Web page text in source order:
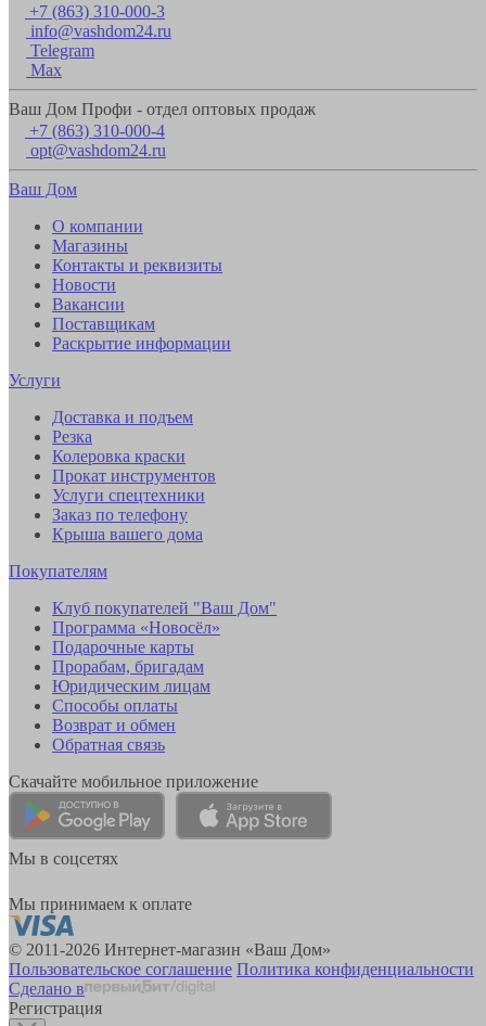
+7 (863) 310-000-3
info@vashdom24.ru
Telegram
Max
Ваш Дом Профи - отдел оптовых продаж
+7 (863) 310-000-4
opt@vashdom24.ru
Ваш Дом
О компании
Магазины
Контакты и реквизиты
Новости
Вакансии
Поставщикам
Раскрытие информации
Услуги
Доставка и подъем
Резка
Колеровка краски
Прокат инструментов
Услуги спецтехники
Заказ по телефону
Крыша вашего дома
Покупателям
Клуб покупателей "Ваш Дом"
Программа «Новосёл»
Подарочные карты
Прорабам, бригадам
Юридическим лицам
Способы оплаты
Возврат и обмен
Обратная связь
Скачайте мобильное приложение
Мы в соцсетях
Мы принимаем к оплате
© 2011-2026 Интернет-магазин «Ваш Дом»
Пользовательское соглашение Политика конфиденциальности
Сделано в
Регистрация